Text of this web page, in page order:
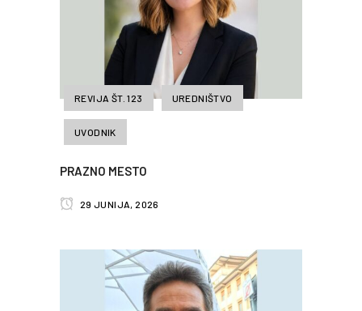
REVIJA ŠT. 123 UREDNIŠTVO
UVODNIK
PRAZNO MESTO
29 JUNIJA, 2026